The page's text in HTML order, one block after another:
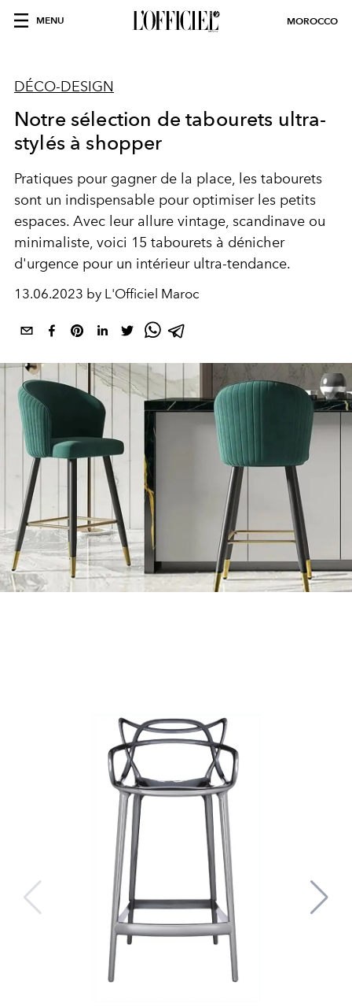
MENU MOROCCO
DÉCO-DESIGN
Notre sélection de tabourets ultra-
stylés à shopper
Pratiques pour gagner de la place, les tabourets
sont un indispensable pour optimiser les petits
espaces. Avec leur allure vintage, scandinave ou
minimaliste, voici 15 tabourets à dénicher
d'urgence pour un intérieur ultra-tendance.
13.06.2023 by L'Officiel Maroc